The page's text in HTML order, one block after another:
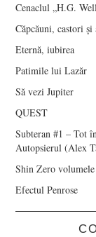
Cenaclul „H.G.
Căpcăuni, castori
Eternă, iubirea
Patimile lui Lazăr
Să vezi Jupiter
QUEST
Subteran #1 – Tot
Autopsierul (Alex
Shin Zero
Efectul Penrose